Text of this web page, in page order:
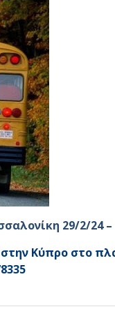
29/2/24
Κύπρο στο